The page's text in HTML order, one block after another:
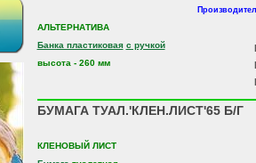
АЛЬТЕРНАТИВА
Банка пластиковая с ручкой
высота - 260 мм
БУМАГА ТУАЛ.'КЛЕН.ЛИСТ'65 Б/Г
КЛЕНОВЫЙ ЛИСТ